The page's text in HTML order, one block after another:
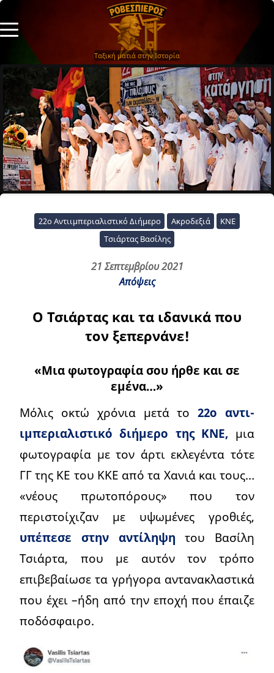
Ταξική ματιά στην Ιστορία
22ο Αντιιμπεριαλιστικό Διήμερο Ακροδεξιά
ΚΝΕ
Τσιάρτας Βασίλης
21 Σεπτεμβρίου 2021
Απόψεις
Ο Τσιάρτας και τα ιδανικά που
τον ξεπερνάνε!
«Μια φωτογραφία σου ήρθε και σε
εμένα…»
Μόλις οκτώ χρόνια μετά το22ο αντι-
ιμπεριαλιστικό διήμερο της ΚΝΕ, μια
φωτογραφία με τον άρτι εκλεγέντα τότε
ΓΓ της ΚΕ του ΚΚΕ από τα Χανιά και τους…
«νέους πρωτοπόρους» που τον
περιστοίχιζαν με υψωμένες γροθιές,
υπέπεσε στην αντίληψη του Βασίλη
Τσιάρτα, που με αυτόν τον τρόπο
επιβεβαίωσε τα γρήγορα αντανακλαστικά
που έχει –ήδη από την εποχή που έπαιζε
ποδόσφαιρο.